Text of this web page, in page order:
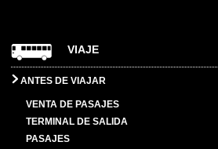
VIAJE
ANTES DE VIAJAR
VENTA DE PASAJES
TERMINAL DE SALIDA
PASAJES